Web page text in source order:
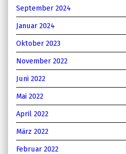
September 2024
Januar 2024
Oktober 2023
November 2022
Juni 2022
Mai 2022
April 2022
März 2022
Februar 2022